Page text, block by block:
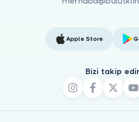
Apple Store
Bizi takip